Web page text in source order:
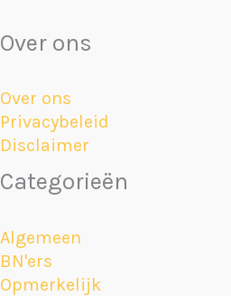
Over ons
Over ons
Privacybeleid
Disclaimer
Categorieën
Algemeen
BN'ers
Opmerkelijk